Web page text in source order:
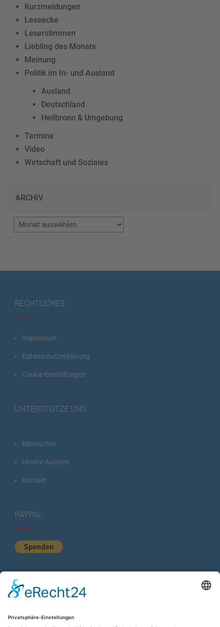
Kurzmeldungen
Leseecke
Leserstimmen
Liebling des Monats
Meinung
Politik im In- und Ausland
Ausland
Deutschland
Heilbronn & Umgebung
Termine
Video
Wirtschaft und Soziales
ARCHIV
Archiv
RECHTLICHES
Impressum
Datenschutzerklärung
Cookie-Einstellungen
UNTERSTÜTZE UNS
Mitmachen
Unsere Autoren
Kontakt
PAYPAL
KURZSTATISTIK
Total Views:613.048